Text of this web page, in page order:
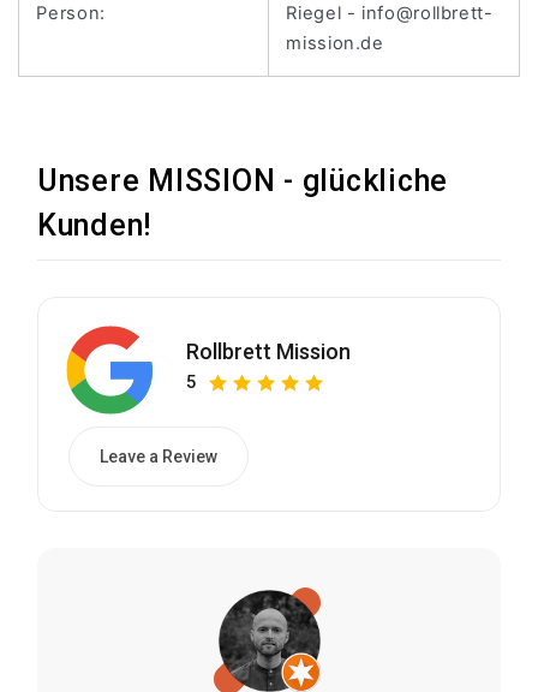
Person:
Riegel - info@rollbrett-
mission.de
Unsere MISSION - glückliche
Kunden!
Rollbrett Mission
5
Leave a Review